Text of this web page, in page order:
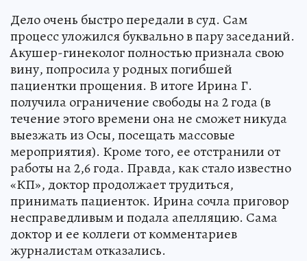
Дело очень быстро передали в суд. Сам
процесс уложился буквально в пару заседаний.
Акушер-гинеколог полностью признала свою
вину, попросила у родных погибшей
пациентки прощения. В итоге Ирина Г.
получила ограничение свободы на 2 года (в
течение этого времени она не сможет никуда
выезжать из Осы, посещать массовые
мероприятия). Кроме того, ее отстранили от
работы на 2,6 года. Правда, как стало известно
«КП», доктор продолжает трудиться,
принимать пациенток. Ирина сочла приговор
несправедливым и подала апелляцию. Сама
доктор и ее коллеги от комментариев
журналистам отказались.